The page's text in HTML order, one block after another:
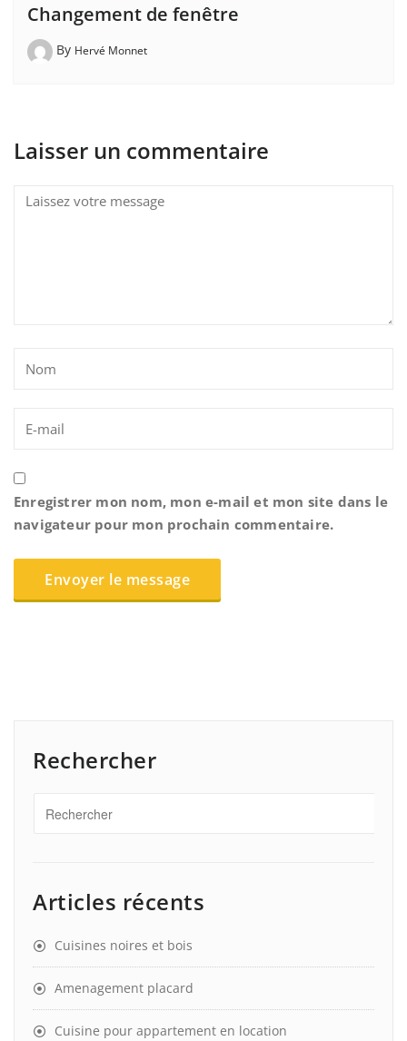
Changement de fenêtre
By Hervé Monnet
Laisser un commentaire
Enregistrer mon nom, mon e-mail et mon site dans le
navigateur pour mon prochain commentaire.
Rechercher
Articles récents
Cuisines noires et bois
Amenagement placard
Cuisine pour appartement en location